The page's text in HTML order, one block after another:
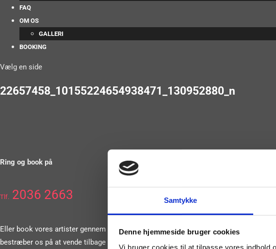
Samtykke
Denne hjemmeside bruger cookies
Vi bruger cookies til at tilpasse vores indhold
FAQ
OM OS
GALLERI
BOOKING
Vælg en side
22657458_10155224654938471_130952880_n
Ring og book på
Tlf. 2036 2663
Eller book vores artister gennem vores formular. Vi
bestræber os på at vende tilbage til dig inden for 24